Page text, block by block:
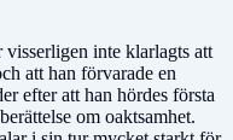
visserligen inte klarlagts att
att han förvarade en
efter att han hördes första
om oaktsamhet.